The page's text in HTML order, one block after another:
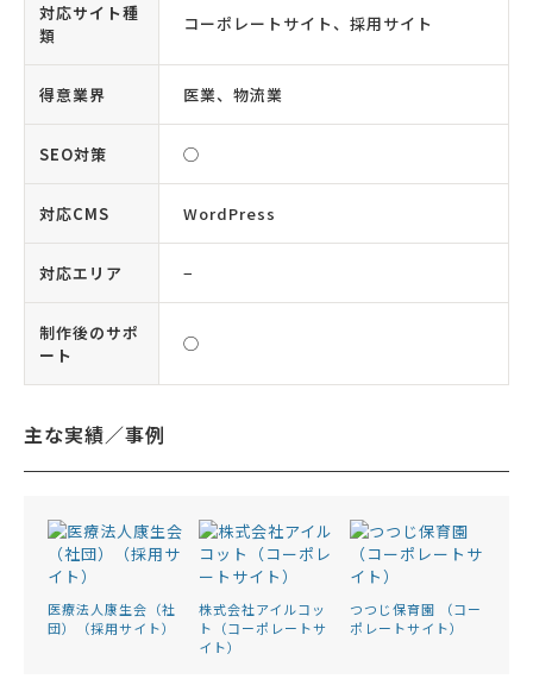
対応サイト種
類
コーポレートサイト、採用サイト
得意業界 医業、物流業
SEO対策 ◯
対応CMS WordPress
対応エリア −
制作後のサポ
ート
◯
主な実績／事例
医療法人康生会（社
団）（採用サイト）
株式会社アイルコッ
ト（コーポレートサ
イト）
つつじ保育園 （コー
ポレートサイト）